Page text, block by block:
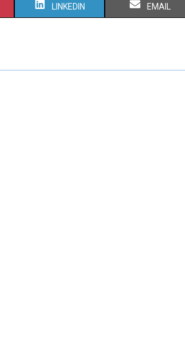
LINKEDIN EMAIL